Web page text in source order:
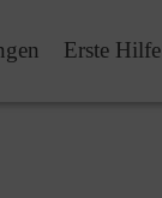
Erste Hilfe